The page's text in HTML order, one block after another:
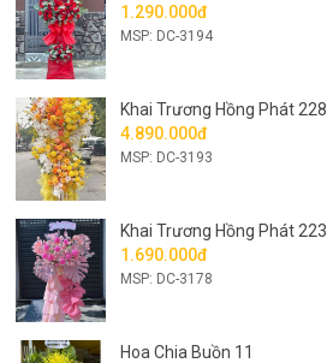
1.290.000đ
MSP: DC-3194
Khai Trương Hồng Phát 228
4.890.000đ
MSP: DC-3193
Khai Trương Hồng Phát 223
1.690.000đ
MSP: DC-3178
Hoa Chia Buồn 11